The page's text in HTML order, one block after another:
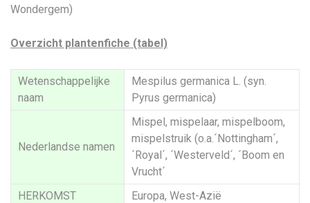
Wondergem)
Overzicht plantenfiche (tabel)
Wetenschappelijke
naam
Mespilus germanica L. (syn.
Pyrus germanica)
Nederlandse namen
Mispel, mispelaar, mispelboom,
mispelstruik (o.a.´Nottingham´,
´Royal´, ´Westerveld´, ´Boom en
Vrucht´
HERKOMST
Europa, West-Azië